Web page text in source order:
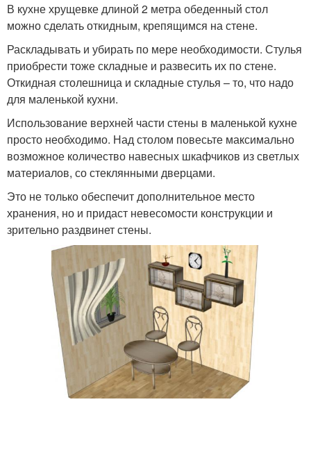
В кухне хрущевке длиной 2 метра обеденный стол
можно сделать откидным, крепящимся на стене.
Раскладывать и убирать по мере необходимости. Стулья
приобрести тоже складные и развесить их по стене.
Откидная столешница и складные стулья – то, что надо
для маленькой кухни.
Использование верхней части стены в маленькой кухне
просто необходимо. Над столом повесьте максимально
возможное количество навесных шкафчиков из светлых
материалов, со стеклянными дверцами.
Это не только обеспечит дополнительное место
хранения, но и придаст невесомости конструкции и
зрительно раздвинет стены.